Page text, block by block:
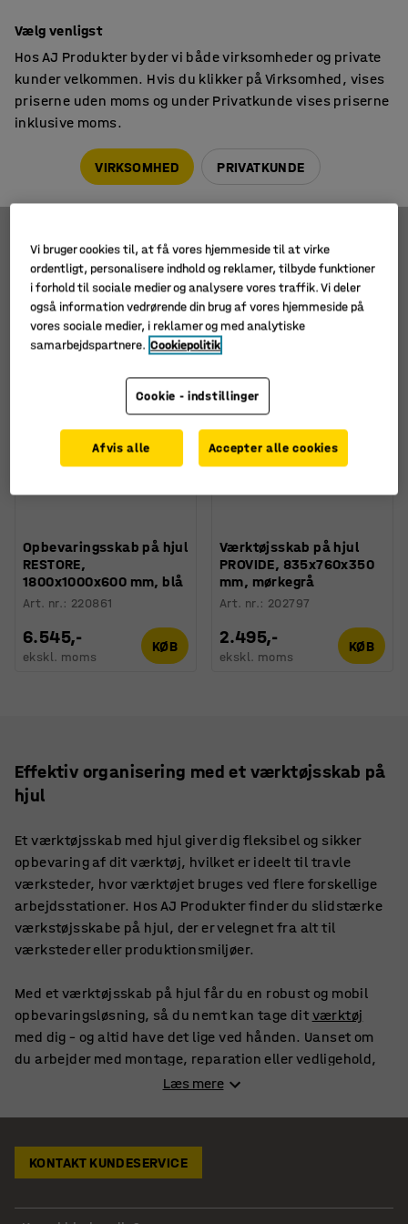
Værktøjsskabe på hjul
Filtre Sortér
2 produkter
Opbevaringsskab på hjul
RESTORE,
1800x1000x600 mm, blå
Art. nr.: 220861
6.545,-
ekskl. moms
KØB
Værktøjsskab på hjul
PROVIDE, 835x760x350
mm, mørkegrå
Art. nr.: 202797
2.495,-
ekskl. moms
KØB
Effektiv organisering med et værktøjsskab på
hjul
Et værktøjsskab med hjul giver dig fleksibel og sikker
opbevaring af dit værktøj, hvilket er ideelt til travle
værksteder, hvor værktøjet bruges ved flere forskellige
arbejdsstationer. Hos AJ Produkter finder du slidstærke
værkstøjsskabe på hjul, der er velegnet fra alt til
værksteder eller produktionsmiljøer.
Med et værktøjsskab på hjul får du en robust og mobil
opbevaringsløsning, så du nemt kan tage dit værktøj
med dig – og altid have det lige ved hånden. Uanset om
du arbejder med montage, reparation eller vedligehold,
får du med en praktisk løsning, der øger både effektivitet
Vælg et mobilt værktøjsskab, der matcher dine
behov
Læs mere
KONTAKT KUNDESERVICE
Vælg venligst
Hos AJ Produkter byder vi både virksomheder og private
kunder velkommen. Hvis du klikker på Virksomhed, vises
priserne uden moms og under Privatkunde vises priserne
inklusive moms.
VIRKSOMHED PRIVATKUNDE
Vi bruger cookies til, at få vores hjemmeside til at virke
ordentligt, personalisere indhold og reklamer, tilbyde funktioner
i forhold til sociale medier og analysere vores traffik. Vi deler
også information vedrørende din brug af vores hjemmeside på
vores sociale medier, i reklamer og med analytiske
samarbejdspartnere. Cookiepolitik
Cookie - indstillinger
Afvis alle Accepter alle cookies